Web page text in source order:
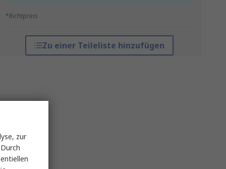
*Richtpreis
Zu einer Teileliste hinzufügen
zur